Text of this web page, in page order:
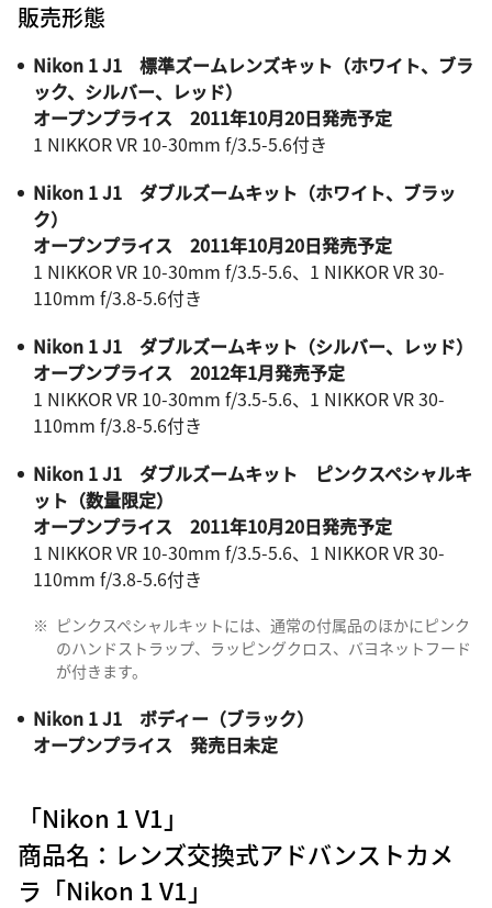
販売形態
Nikon 1 J1 標準ズームレンズキット（ホワイト、ブラ
ック、シルバー、レッド）
オープンプライス 2011年10月20日発売予定
1 NIKKOR VR 10-30mm f/3.5-5.6付き
Nikon 1 J1 ダブルズームキット（ホワイト、ブラッ
ク）
オープンプライス 2011年10月20日発売予定
1 NIKKOR VR 10-30mm f/3.5-5.6、1 NIKKOR VR 30-
110mm f/3.8-5.6付き
Nikon 1 J1 ダブルズームキット（シルバー、レッド）
オープンプライス 2012年1月発売予定
1 NIKKOR VR 10-30mm f/3.5-5.6、1 NIKKOR VR 30-
110mm f/3.8-5.6付き
Nikon 1 J1 ダブルズームキット ピンクスペシャルキ
ット（数量限定）
オープンプライス 2011年10月20日発売予定
1 NIKKOR VR 10-30mm f/3.5-5.6、1 NIKKOR VR 30-
110mm f/3.8-5.6付き
※ ピンクスペシャルキットには、通常の付属品のほかにピンク
のハンドストラップ、ラッピングクロス、バヨネットフード
が付きます。
Nikon 1 J1 ボディー（ブラック）
オープンプライス 発売日未定
「Nikon 1 V1」
商品名：レンズ交換式アドバンストカメ
ラ「Nikon 1 V1」